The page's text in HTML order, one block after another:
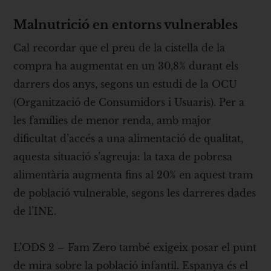
Malnutrició en entorns vulnerables
Cal recordar que el preu de la cistella de la
compra ha augmentat en un 30,8% durant els
darrers dos anys, segons un estudi de la OCU
(Organització de Consumidors i Usuaris). Per a
les famílies de menor renda, amb major
dificultat d’accés a una alimentació de qualitat,
aquesta situació s’agreuja: la taxa de pobresa
alimentària augmenta fins al 20% en aquest tram
de població vulnerable, segons les darreres dades
de l’INE.
L’ODS 2 – Fam Zero també exigeix posar el punt
de mira sobre la població infantil. Espanya és el